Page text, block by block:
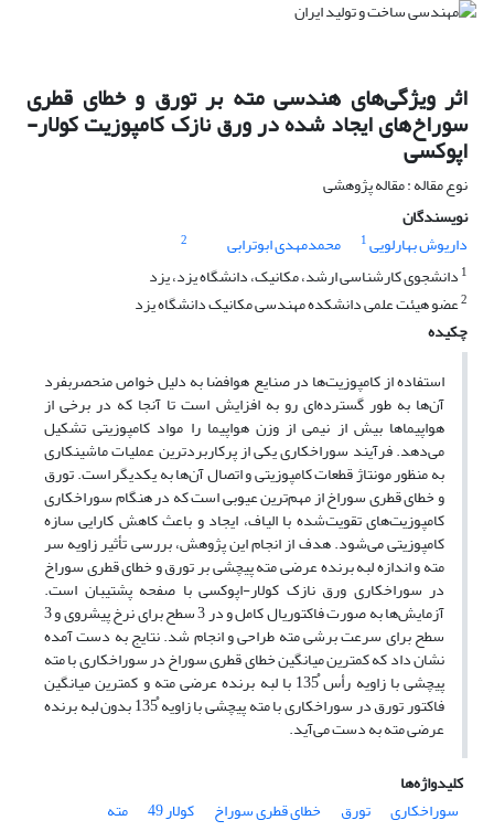
اثر ویژگی‌های هندسی مته بر تورق و خطای قطری
سوراخ‌های ایجاد شده در ورق نازک کامپوزیت کولار-
اپوکسی
نوع مقاله : مقاله پژوهشی
نویسندگان
داریوش بهارلویی1 محمدمهدی ابوترابی
2
1 دانشجوی کارشناسی ارشد، مکانیک، دانشگاه یزد، یزد
2عضو هیئت علمی دانشکده مهندسی مکانیک دانشگاه یزد
چکیده
استفاده از کامپوزیت‌ها در صنایع هوافضا به دلیل خواص منحصربفرد
آن‌ها به طور گسترده‌ای رو به افزایش است تا آنجا که در برخی از
هواپیماها بیش از نیمی از وزن هواپیما را مواد کامپوزیتی تشکیل
می‌دهد. فرآیند سوراخکاری یکی از پرکاربردترین عملیات ماشینکاری
به منظور مونتاژ قطعات کامپوزیتی و اتصال آن‌ها به یکدیگر است. تورق
و خطای قطری سوراخ از مهم‌ترین عیوبی است که در هنگام سوراخکاری
کامپوزیت‌های تقویت‌شده با الیاف، ایجاد و باعث کاهش کارایی سازه
کامپوزیتی می‌شود. هدف از انجام این پژوهش، بررسی تأثیر زاویه سر
مته و اندازه لبه برنده عرضی مته پیچشی بر تورق و خطای قطری سوراخ
در سوراخکاری ورق نازک کولار-اپوکسی با صفحه پشتیبان است.
آزمایش‌ها به صورت فاکتوریال کامل و در 3 سطح برای نرخ پیشروی و 3
سطح برای سرعت برشی مته طراحی و انجام شد. نتایج به دست آمده
نشان داد که کمترین میانگین خطای قطری سوراخ در سوراخکاری با مته
پیچشی با زاویه رأس ֯135 با لبه برنده عرضی مته و کمترین میانگین
فاکتور تورق در سوراخکاری با مته پیچشی با زاویه ֯135 بدون لبه برنده
عرضی مته به دست می‌آید.
کلیدواژه‌ها
سوراخکاری
تورق خطای قطری سوراخ کولار 49
مته